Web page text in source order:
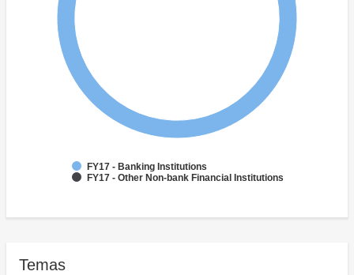
FY17 - Banking Institutions
FY17 - Other Non-bank Financial Institutions
Temas